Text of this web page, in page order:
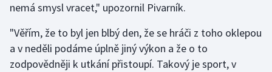
nemá smysl vracet," upozornil Pivarník.
"Věřím, že to byl jen blbý den, že se hráči z toho oklepou
a v neděli podáme úplně jiný výkon a že o to
zodpovědněji k utkání přistoupí. Takový je sport, v